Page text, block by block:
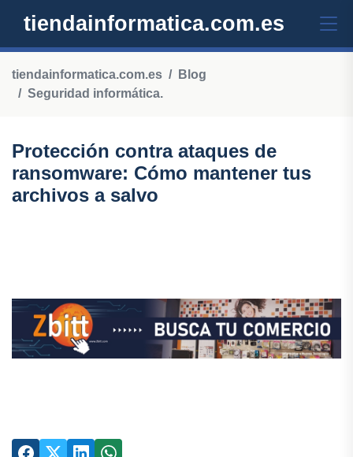
tiendainformatica.com.es
tiendainformatica.com.es
Blog
Seguridad informática.
Protección contra ataques de
ransomware: Cómo mantener tus
archivos a salvo